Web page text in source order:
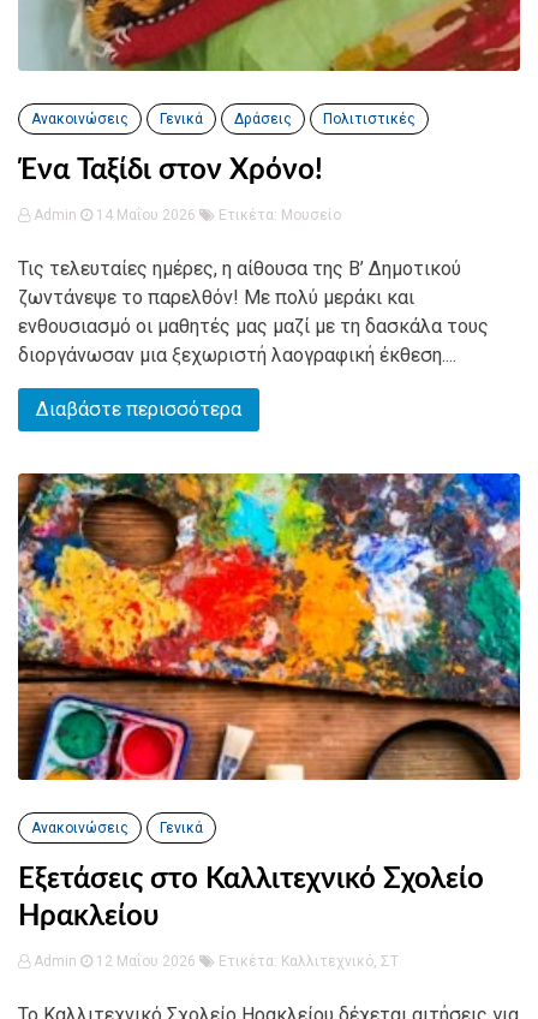
Ανακοινώσεις Γενικά Δράσεις Πολιτιστικές
Ένα Ταξίδι στον Χρόνο!
Admin 14 Μαΐου 2026 Ετικέτα: Μουσείο
Τις τελευταίες ημέρες, η αίθουσα της Β’ Δημοτικού
ζωντάνεψε το παρελθόν! Με πολύ μεράκι και
ενθουσιασμό οι μαθητές μας μαζί με τη δασκάλα τους
διοργάνωσαν μια ξεχωριστή λαογραφική έκθεση....
Διαβάστε περισσότερα
Ανακοινώσεις Γενικά
Εξετάσεις στο Καλλιτεχνικό Σχολείο
Ηρακλείου
Admin 12 Μαΐου 2026 Ετικέτα: Καλλιτεχνικό, ΣΤ